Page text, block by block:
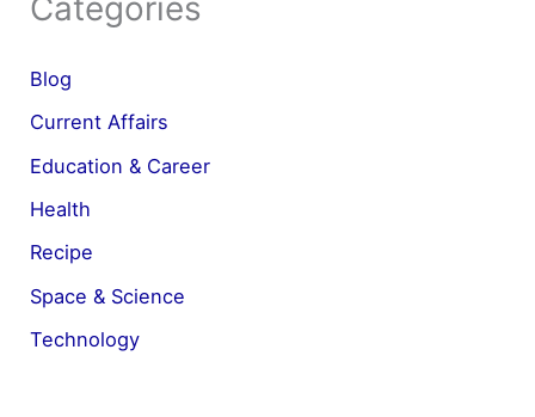
Blog
Current Affairs
Education & Career
Health
Recipe
Space & Science
Technology